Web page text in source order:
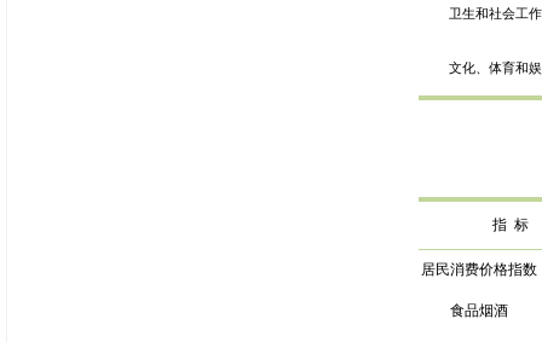
卫生和社会工作
文化、体育和
指 标
居民消费价格指数
食品烟酒